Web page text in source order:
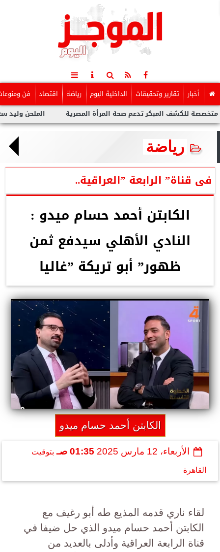
أخبار تقارير وتحقيقات الداخلية اليوم رياضة اقتصاد فن
الملحن وليد سعد : المبكر تدعم صحة المرأة المصرية
رياضة
فى قناة” الرابعة ”العراقية..
الكابتن أحمد حسام ميدو :
النادي الأهلي سيدفع ثمن
ظهور” أبو تريكة ”غاليا
الكابتن أحمد حسام ميدو
الأربعاء، 12 مارس 2025 01:35 صـ بتوقيت
القاهرة
لقاء ناري قدمه المذيع طه أبو رغيف مع
الكابتن أحمد حسام ميدو الذي حل ضيفا في
قناة الرابعة العراقية وأدلى بالعديد من